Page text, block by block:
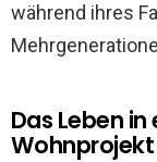
während ihres
Das Leben
Wohnprojekt